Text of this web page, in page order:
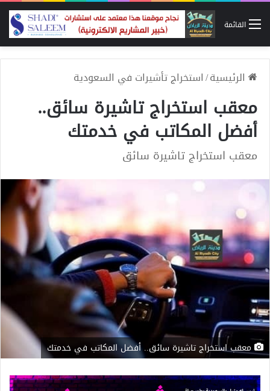
القائمة
الرئيسية/استخراج تأشيرات في السعودية
معقب استخراج تاشيرة سائق..
أفضل المكاتب في خدمتك
معقب استخراج تاشيرة سائق
معقب استخراج تاشيرة سائق.. أفضل المكاتب في خدمتك